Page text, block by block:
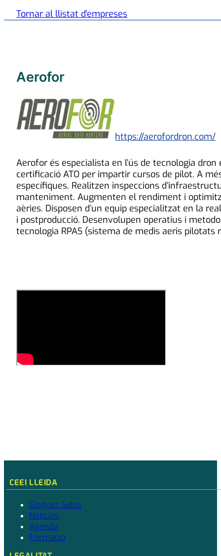
Tornar al llistat d'empreses
Aerofor
https://aerofordron.com/
Aerofor és especialista en l’ús de tecnologia
certificació ATO per impartir cursos de pilot. A
específiques. Realitzen inspeccions
manteniment. Augmenten el rendiment i
aèries. Disposen d’un equip especialitzat en la
i postproducció. Desenvolupen operatius i
tecnologia RPAS (sistema de medis aeris pilotats
CEEI LLEIDA
Lloguer Sales
Notícies
Agenda
Formació